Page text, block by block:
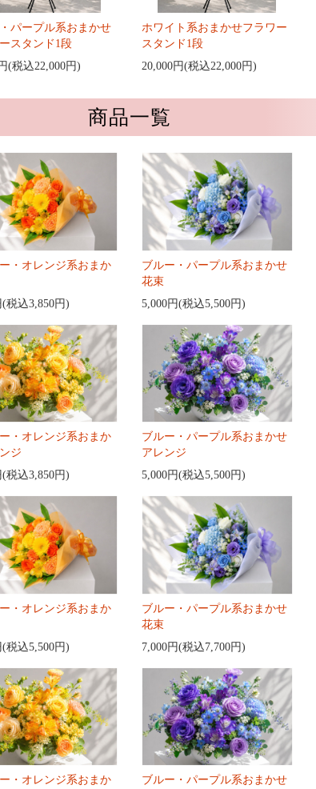
パープル系おまかせ
スタンド1段
(税込22,000円)
ホワイト系おまかせフラワー
スタンド1段
20,000円(税込22,000円)
商品一覧
・オレンジ系おまか
(税込3,850円)
ブルー・パープル系おまかせ
花束
5,000円(税込5,500円)
・オレンジ系おまか
ジ
(税込3,850円)
ブルー・パープル系おまかせ
アレンジ
5,000円(税込5,500円)
・オレンジ系おまか
(税込5,500円)
ブルー・パープル系おまかせ
花束
7,000円(税込7,700円)
・オレンジ系おまか
ブルー・パープル系おまかせ